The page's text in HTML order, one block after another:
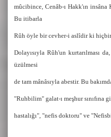
mûcibince, Cenâb-ı Hakk'ın
Bu itibarla
Rûh öyle bir cevher-i aslîdir ki
Dolayısıyla Rûh'un kurtarılması
üzülmesi
de tam mânâsıyla abestir. Bu
"Ruhbilim" galat-ı meşhur sınıfına
hastalığı", "nefis doktoru" ve